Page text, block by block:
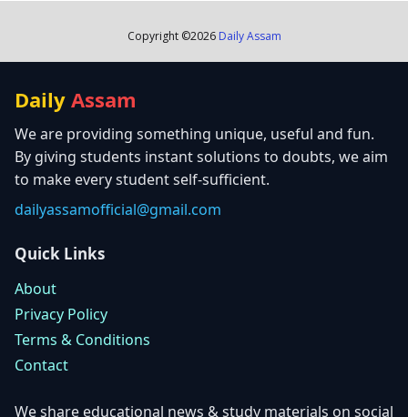
Copyright ©2026 Daily Assam
Daily Assam
We are providing something unique, useful and fun.
By giving students instant solutions to doubts, we aim
to make every student self-sufficient.
dailyassamofficial@gmail.com
Quick Links
About
Privacy Policy
Terms & Conditions
Contact
We share educational news & study materials on social